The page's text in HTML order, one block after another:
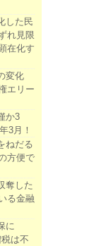
した民
れ見限
在化す
変化
エリー
か3
3月！
ねだる
方便で
奪した
る金融
に
は不